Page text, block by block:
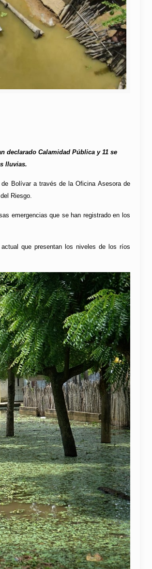
declarado Calamidad Pública y 11 se
lluvias.
Bolívar a través de la Oficina Asesora de
Riesgo.
emergencias que se han registrado en los
que presentan los niveles de los ríos